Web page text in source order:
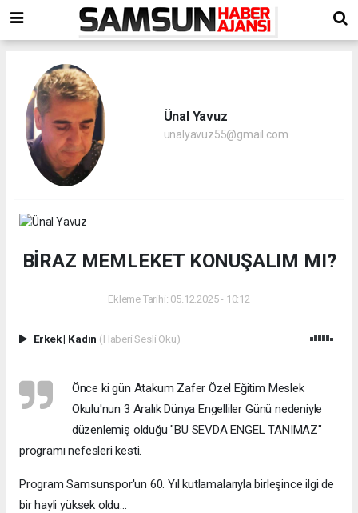
Ünal Yavuz
unalyavuz55@gmail.com
BİRAZ MEMLEKET KONUŞALIM MI?
Ekleme Tarihi: 05.12.2025 - 10:12
Erkek| Kadın (Haberi Sesli Oku)
Önce ki gün Atakum Zafer Özel Eğitim Meslek
Okulu'nun 3 Aralık Dünya Engelliler Günü nedeniyle
düzenlemiş olduğu "BU SEVDA ENGEL TANIMAZ"
programı nefesleri kesti.
Program Samsunspor'un 60. Yıl kutlamalarıyla birleşince ilgi de
bir hayli yüksek oldu...